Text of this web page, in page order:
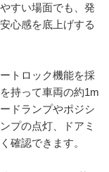
すい場面でも、発
心感を底上げする
トロック機能を採
持って車両の約1m
ドランプやポジシ
プの点灯、ドアミ
確認できます。